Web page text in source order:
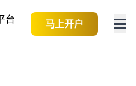
马上开户